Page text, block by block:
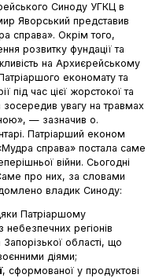
Синоду УГКЦ в
Яворський представив
справа». Окрім того,
розвитку фундації та
на Архиєрейському
економату та
під час цієї жорстокої та
зосередив увагу на травмах
— зазначив о.
Патріарший економ
справа» постала саме
війни. Сьогодні
про них, за словами
владик Синоду:
Патріаршому
регіонів
області, що
діями;
, сформованої у продуктові